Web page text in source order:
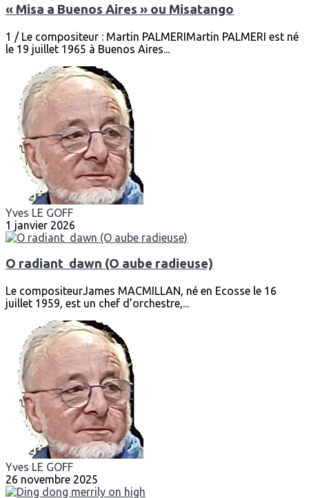
« Misa a Buenos Aires » ou Misatango
1 / Le compositeur : Martin PALMERIMartin PALMERI est né
le 19 juillet 1965 à Buenos Aires...
Yves LE GOFF
1 janvier 2026
O radiant dawn (O aube radieuse)
Le compositeurJames MACMILLAN, né en Ecosse le 16
juillet 1959, est un chef d’orchestre,...
Yves LE GOFF
26 novembre 2025